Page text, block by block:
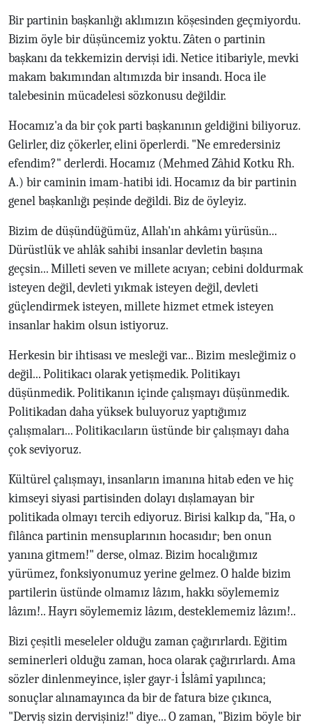
Bir partinin başkanlığı aklımızın köşesinden geçmiyordu.
Bizim öyle bir düşüncemiz yoktu. Zâten o partinin
başkanı da tekkemizin dervişi idi. Netice itibariyle, mevki
makam bakımından altımızda bir insandı. Hoca ile
talebesinin mücadelesi sözkonusu değildir.
Hocamız'a da bir çok parti başkanının geldiğini biliyoruz.
Gelirler, diz çökerler, elini öperlerdi. "Ne emredersiniz
efendim?" derlerdi. Hocamız (Mehmed Zâhid Kotku Rh.
A.) bir caminin imam-hatibi idi. Hocamız da bir partinin
genel başkanlığı peşinde değildi. Biz de öyleyiz.
Bizim de düşündüğümüz, Allah'ın ahkâmı yürüsün...
Dürüstlük ve ahlâk sahibi insanlar devletin başına
geçsin... Milleti seven ve millete acıyan; cebini doldurmak
isteyen değil, devleti yıkmak isteyen değil, devleti
güçlendirmek isteyen, millete hizmet etmek isteyen
insanlar hakim olsun istiyoruz.
Herkesin bir ihtisası ve mesleği var... Bizim mesleğimiz o
değil... Politikacı olarak yetişmedik. Politikayı
düşünmedik. Politikanın içinde çalışmayı düşünmedik.
Politikadan daha yüksek buluyoruz yaptığımız
çalışmaları... Politikacıların üstünde bir çalışmayı daha
çok seviyoruz.
Kültürel çalışmayı, insanların imanına hitab eden ve hiç
kimseyi siyasi partisinden dolayı dışlamayan bir
politikada olmayı tercih ediyoruz. Birisi kalkıp da, "Ha, o
filânca partinin mensuplarının hocasıdır; ben onun
yanına gitmem!" derse, olmaz. Bizim hocalığımız
yürümez, fonksiyonumuz yerine gelmez. O halde bizim
partilerin üstünde olmamız lâzım, hakkı söylememiz
lâzım!.. Hayrı söylememiz lâzım, desteklememiz lâzım!..
Bizi çeşitli meseleler olduğu zaman çağırırlardı. Eğitim
seminerleri olduğu zaman, hoca olarak çağırırlardı. Ama
sözler dinlenmeyince, işler gayr-i İslâmî yapılınca;
sonuçlar alınamayınca da bir de fatura bize çıkınca,
"Derviş sizin dervişiniz!" diye... O zaman, "Bizim böyle bir